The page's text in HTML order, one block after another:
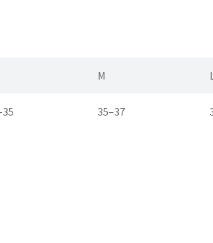
M
35–37